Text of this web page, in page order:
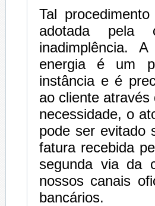
Tal
adotada pela
inadimplência.
energia é um
instância e é
ao cliente
necessidade, o
pode ser evitado
fatura recebida
segunda via da
nossos canais
bancários.